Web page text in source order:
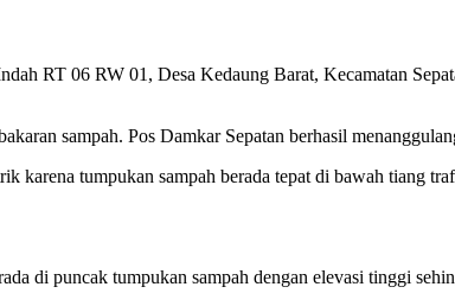
RT 06 RW 01, Desa Kedaung Barat, Kecamatan
sampah. Pos Damkar Sepatan berhasil
karena tumpukan sampah berada tepat di bawah tiang
di puncak tumpukan sampah dengan elevasi tinggi